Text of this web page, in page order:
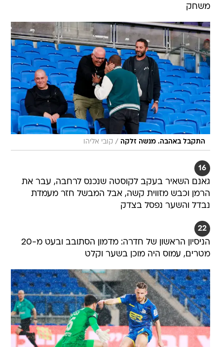
משחק
התקבל באהבה. מנשה זלקה / קובי אליהו
16
גאנם השאיר בעקב לקוסטה שנכנס לרחבה, עבר את
הרמן וכבש מזווית קשה, אבל המבשל חזר מעמדת
נבדל והשער נפסל בצדק
22
הניסיון הראשון של חדרה: מדמון הסתובב ובעט מ-20
מטרים, עמוס היה מוכן בשער וקלט